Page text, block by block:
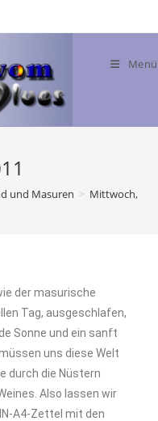
Menü
und Masuren > Mittwoch, 22.
der masurische
Tag, ausgeschlafen,
Sonne und ein sanft
uns diese Welt
durch die Nüstern
Also lassen wir
A4-Zettel mit den